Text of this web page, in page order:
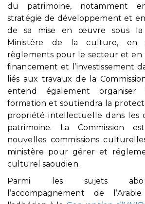
du patrimoine, notamment
stratégie de développement et
de sa mise en œuvre sous la
Ministère de la culture, en
règlements pour le secteur et en
financement et l’investissement
liés aux travaux de la
entend également
formation et soutiendra la
propriété intellectuelle dans les
patrimoine. La Commission
nouvelles commissions
ministère pour gérer et
culturel saoudien.
Parmi les sujets
l’accompagnement de